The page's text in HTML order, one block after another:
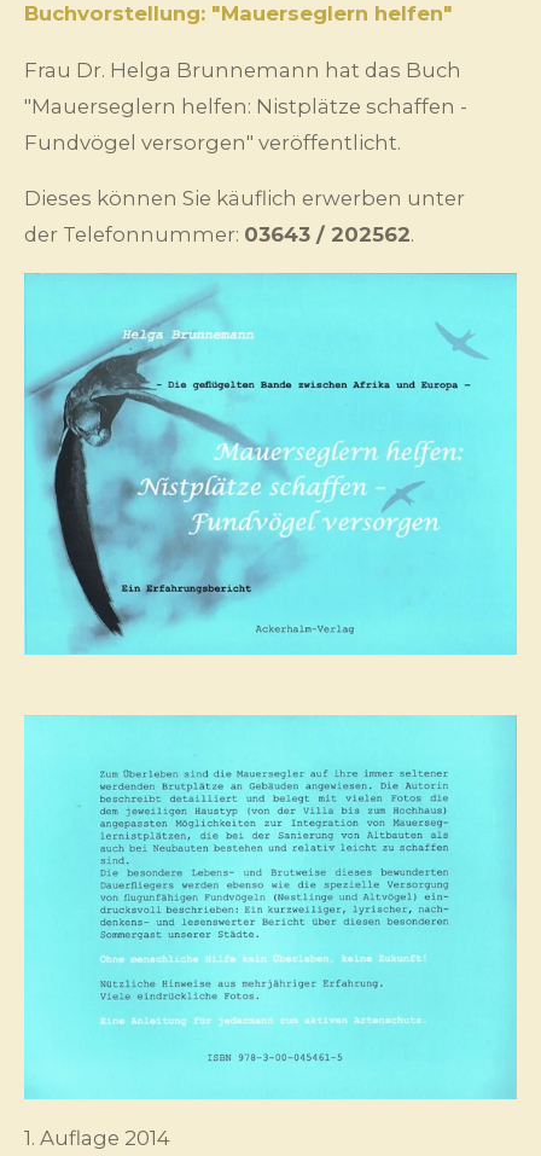
Buchvorstellung: "Mauerseglern helfen"
Frau Dr. Helga Brunnemann hat das Buch
"Mauerseglern helfen: Nistplätze schaffen -
Fundvögel versorgen" veröffentlicht.
Dieses können Sie käuflich erwerben unter
der Telefonnummer: 03643 / 202562.
1. Auflage 2014